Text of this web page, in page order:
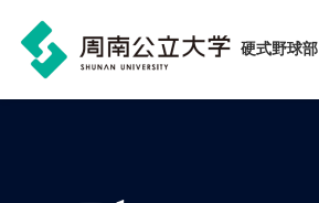
硬式野球部